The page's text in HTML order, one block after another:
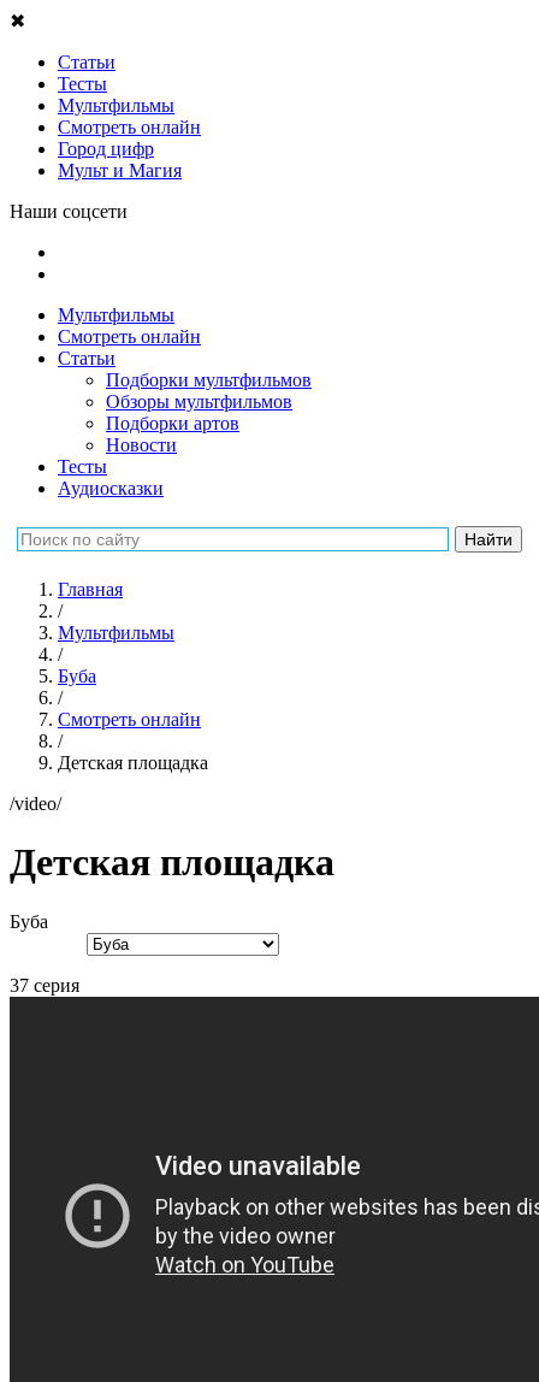
✖
Статьи
Тесты
Мультфильмы
Смотреть онлайн
Город цифр
Мульт и Магия
Наши соцсети
Мультфильмы
Смотреть онлайн
Статьи
Подборки мультфильмов
Обзоры мультфильмов
Подборки артов
Новости
Тесты
Аудиосказки
Главная
/
Мультфильмы
/
Буба
/
Смотреть онлайн
/
Детская площадка
/video/
Детская площадка
Буба
37 серия